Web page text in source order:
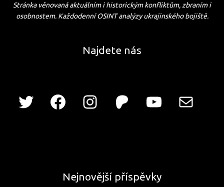
Stránka věnovaná aktuálním i historickým konfliktům, zbraním i
osobnostem. Každodenní OSINT analýzy ukrajinského bojiště.
Najdete nás
Nejnovější příspěvky